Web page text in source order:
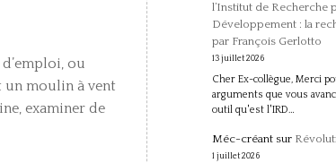
ou
un moulin à vent
examiner de
l’Institut de Recherche
Développement : la
par François Gerlotto
13 juillet 2026
Cher Ex-collègue, Merci
arguments que vous
outil qu'est l'IRD…
Méc-créantsur
1 juillet 2026